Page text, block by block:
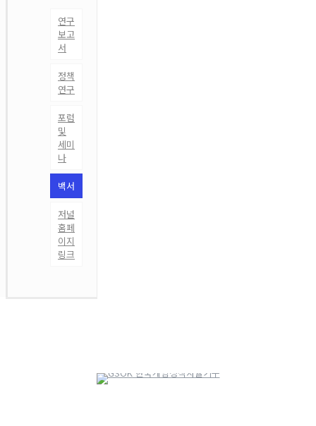
연구
보고
서
정책
연구
포럼
및
세미
나
백서
저널
홈페
이지
링크